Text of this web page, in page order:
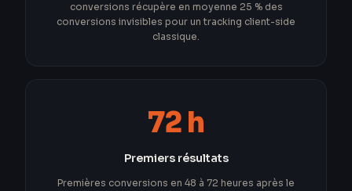
conversions récupère en moyenne 25 % des
conversions invisibles pour un tracking client-side
classique.
72 h
Premiers résultats
Premières conversions en 48 à 72 heures après le